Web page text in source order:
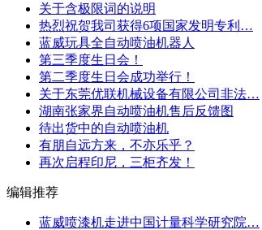
关于含极限词的说明
热烈祝贺我司获得6项国家发明专利…
蓝威玩具全自动喷油机器人
第三季度生日会！
第二季度生日会成功举行！
关于东莞优联机械设备有限公司非法…
湖南张家界自动喷油机售后反馈图
待出货中的自动喷油机
有朋自远方来，不亦乐乎？
再次启程印尼，三柜齐发！
编辑推荐
蓝威喷漆机走进中国计量科学研究院…